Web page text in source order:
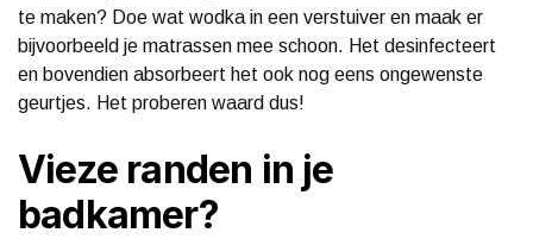
te maken? Doe wat wodka in een verstuiver en maak er
bijvoorbeeld je matrassen mee schoon. Het desinfecteert
en bovendien absorbeert het ook nog eens ongewenste
geurtjes. Het proberen waard dus!
Vieze randen in je
badkamer?